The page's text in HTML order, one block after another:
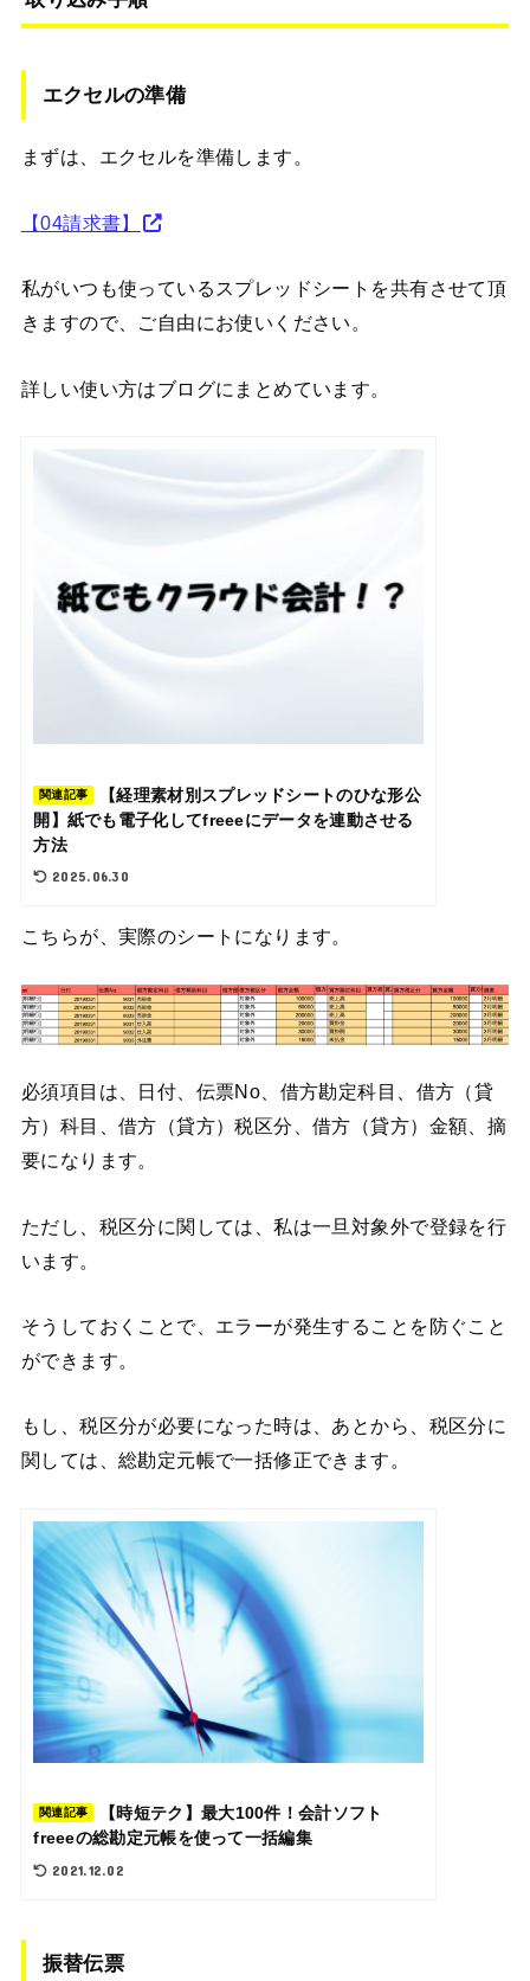
エクセルの準備
まずは、エクセルを準備します。
【04請求書】
私がいつも使っているスプレッドシートを共有させて頂
きますので、ご自由にお使いください。
詳しい使い方はブログにまとめています。
関連記事
【経理素材別スプレッドシートのひな形公
開】紙でも電子化してfreeeにデータを連動させる
方法
2025.06.30
こちらが、実際のシートになります。
必須項目は、日付、伝票No、借方勘定科目、借方（貸
方）科目、借方（貸方）税区分、借方（貸方）金額、摘
要になります。
ただし、税区分に関しては、私は一旦対象外で登録を行
います。
そうしておくことで、エラーが発生することを防ぐこと
ができます。
もし、税区分が必要になった時は、あとから、税区分に
関しては、総勘定元帳で一括修正できます。
関連記事
【時短テク】最大100件！会計ソフト
freeeの総勘定元帳を使って一括編集
2021.12.02
振替伝票